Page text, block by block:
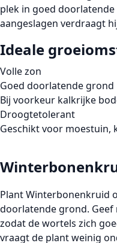
plek in goed
aangeslagen verdraagt
Ideale
Volle zon
Goed doorlatende grond
Bij voorkeur kalkrijke
Droogtetolerant
Geschikt voor moestuin,
Plant Winterbonenkruid
doorlatende grond.
zodat de wortels zich
vraagt de plant weinig